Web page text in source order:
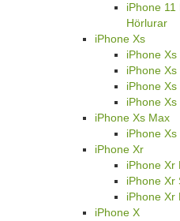
iPhone
Hörlurar
iPhone Xs
iPhone
iPhone Xs
iPhone
iPhone
iPhone Xs Max
iPhone
iPhone Xr
iPhone Xr
iPhone Xr
iPhone Xr
iPhone X